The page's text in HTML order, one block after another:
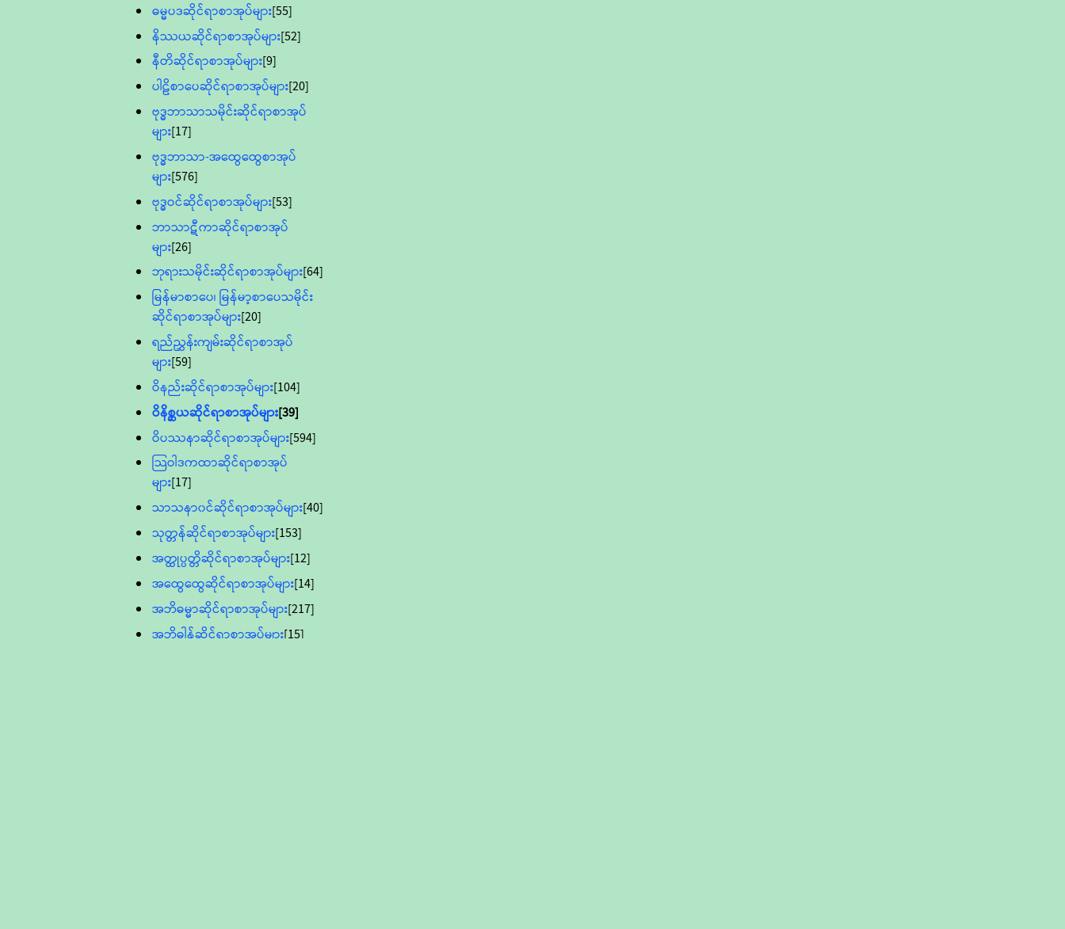
ဓမ္မပဒဆိုင်ရာစာအုပ်များ[55]
နိဿယဆိုင်ရာစာအုပ်များ[52]
နီတိဆိုင်ရာစာအုပ်များ[9]
ပါဠိစာပေဆိုင်ရာစာအုပ်များ[20]
ဗုဒ္ဓဘာသာသမိုင်းဆိုင်ရာစာအုပ်
များ[17]
ဗုဒ္ဓဘာသာ-အထွေထွေစာအုပ်
များ[576]
ဗုဒ္ဓဝင်ဆိုင်ရာစာအုပ်များ[53]
ဘာသာဋီကာဆိုင်ရာစာအုပ်
များ[26]
ဘုရားသမိုင်းဆိုင်ရာစာအုပ်များ[64]
မြန်မာစာပေ၊ မြန်မာ့စာပေသမိုင်း
ဆိုင်ရာစာအုပ်များ[20]
ရည်ညွှန်းကျမ်းဆိုင်ရာစာအုပ်
များ[59]
ဝိနည်းဆိုင်ရာစာအုပ်များ[104]
ဝိနိစ္ဆယဆိုင်ရာစာအုပ်များ[39]
ဝိပဿနာဆိုင်ရာစာအုပ်များ[594]
သြဝါဒကထာဆိုင်ရာစာအုပ်
များ[17]
သာသနာ၀င်ဆိုင်ရာစာအုပ်များ[40]
သုတ္တန်ဆိုင်ရာစာအုပ်များ[153]
အတ္ထုပ္ပတ္တိဆိုင်ရာစာအုပ်များ[12]
အထွေထွေဆိုင်ရာစာအုပ်များ[14]
အဘိဓမ္မာဆိုင်ရာစာအုပ်များ[217]
အဘိဓါန်ဆိုင်ရာစာအုပ်များ[15]